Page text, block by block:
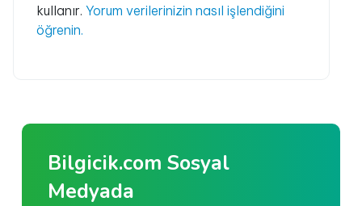
kullanır. Yorum verilerinizin nasıl işlendiğini
öğrenin.
Bilgicik.com Sosyal
Medyada